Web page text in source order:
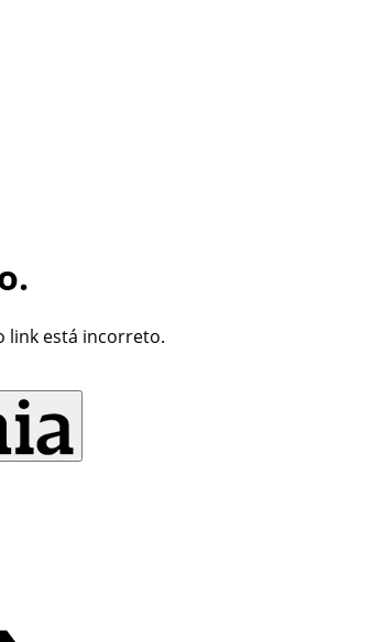
link está incorreto.